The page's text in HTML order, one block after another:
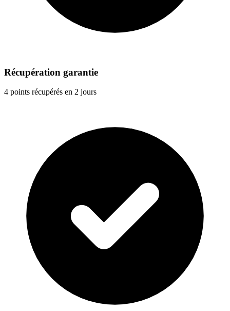
Récupération garantie
4 points récupérés en 2 jours